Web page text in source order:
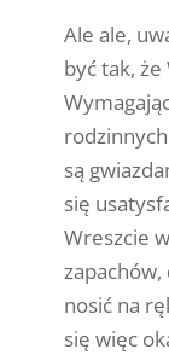
Ale ale,
być tak, że
są
się
Wreszcie
nosić na
się więc